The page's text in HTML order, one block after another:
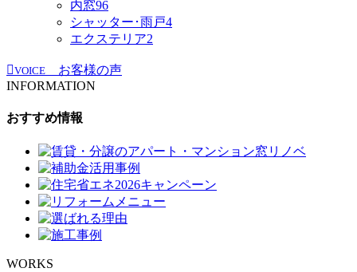
内窓96
シャッター･雨戸4
エクステリア2
VOICE
お客様の声
INFORMATION
おすすめ情報
WORKS